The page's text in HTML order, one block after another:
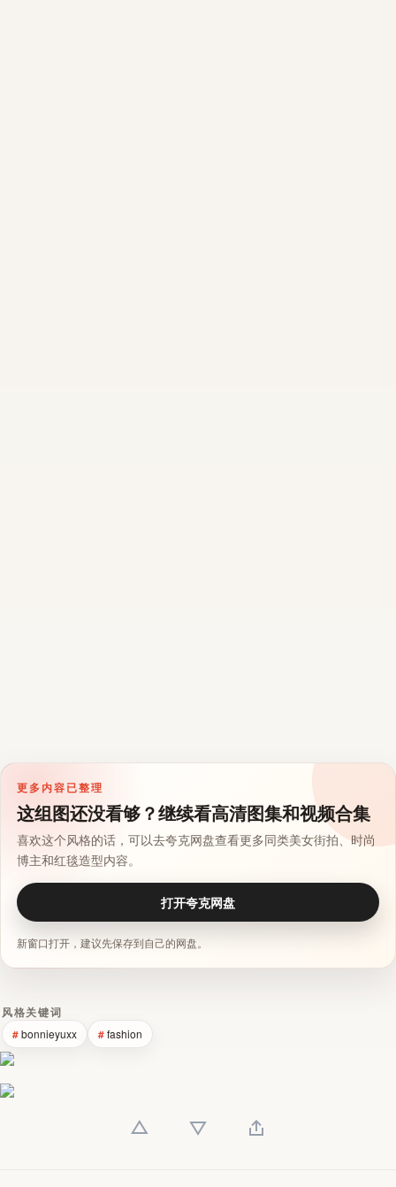
更多内容已整理
这组图还没看够？继续看高清图集和视频合集
喜欢这个风格的话，可以去夸克网盘查看更多同类美女街拍、时尚
博主和红毯造型内容。
打开夸克网盘
新窗口打开，建议先保存到自己的网盘。
风格关键词
bonnieyuxx fashion